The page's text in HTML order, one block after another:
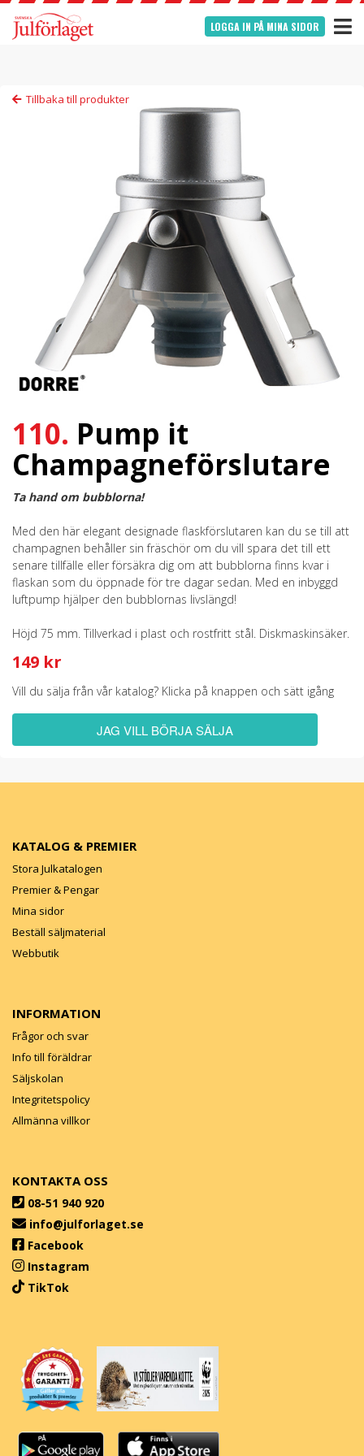
LOGGA IN PÅ MINA SIDOR
Tillbaka till produkter
110. Pump it
Champagneförslutare
Ta hand om bubblorna!
Med den här elegant designade flaskförslutaren kan du se till att
champagnen behåller sin fräschör om du vill spara det till ett
senare tillfälle eller försäkra dig om att bubblorna finns kvar i
flaskan som du öppnade för tre dagar sedan. Med en inbyggd
luftpump hjälper den bubblornas livslängd!
Höjd 75 mm. Tillverkad i plast och rostfritt stål. Diskmaskinsäker.
149 kr
Vill du sälja från vår katalog? Klicka på knappen och sätt igång
JAG VILL BÖRJA SÄLJA
KATALOG & PREMIER
Stora Julkatalogen
Premier & Pengar
Mina sidor
Beställ säljmaterial
Webbutik
INFORMATION
Frågor och svar
Info till föräldrar
Säljskolan
Integritetspolicy
Allmänna villkor
KONTAKTA OSS
08-51 940 920
info@julforlaget.se
Facebook
Instagram
TikTok